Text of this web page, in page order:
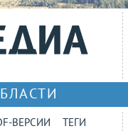
ВЕРСИИ ТЕГИ